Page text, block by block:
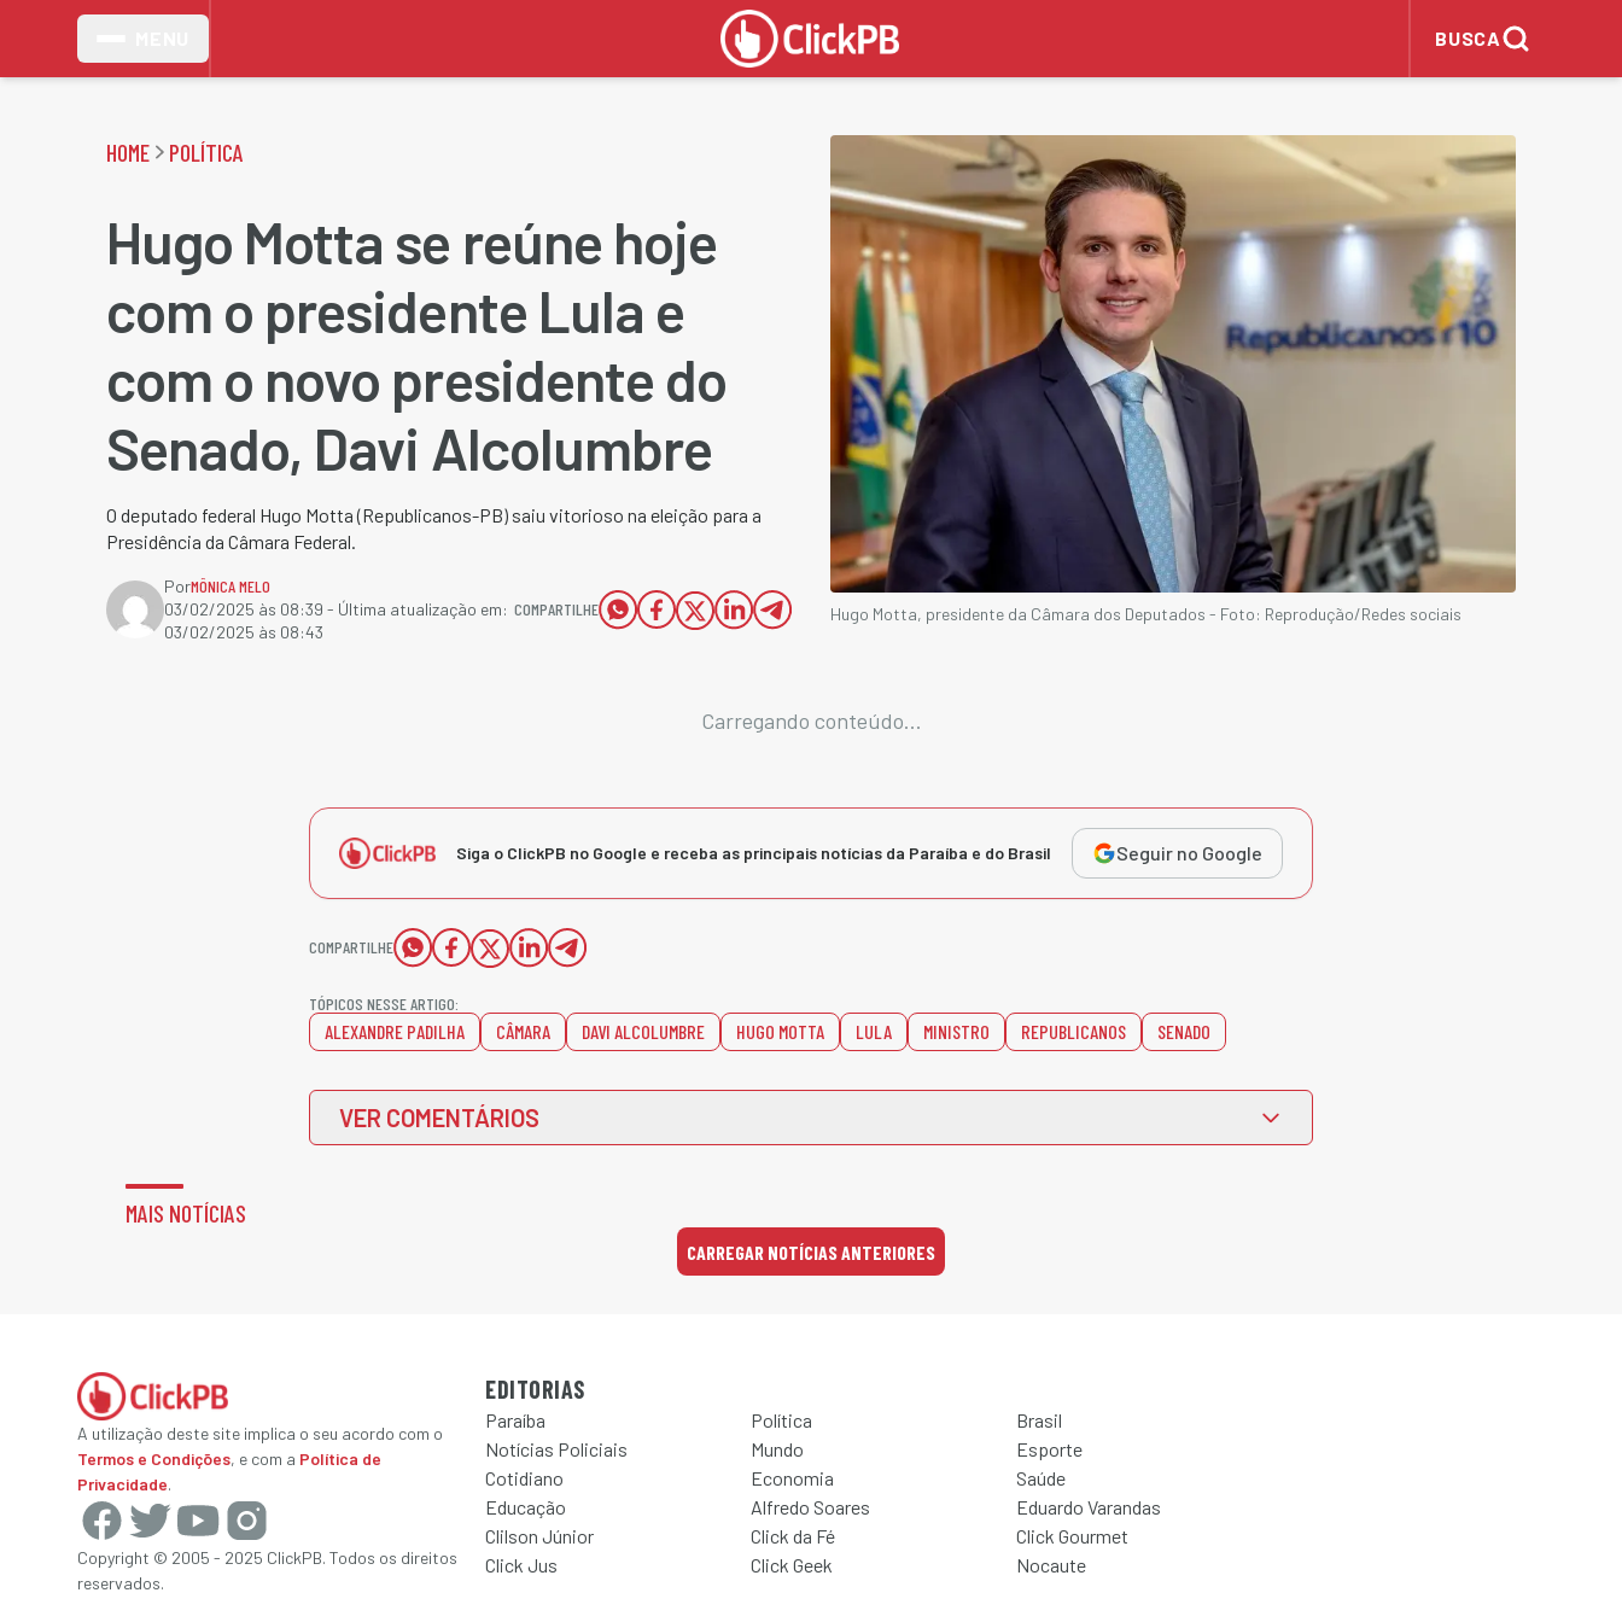
BUSCA
HOME POLÍTICA
Hugo Motta se reúne hoje
com o presidente Lula e
com o novo presidente do
Senado, Davi Alcolumbre
O deputado federal Hugo Motta (Republicanos-PB) saiu vitorioso na eleição para a
Presidência da Câmara Federal.
PorMÔNICA MELO
03/02/2025 às 08:39 - Última atualização em:
03/02/2025 às 08:43
COMPARTILHE Hugo Motta, presidente da Câmara dos Deputados - Foto: Reprodução/Redes sociais
Carregando conteúdo...
Siga o ClickPB no Google e receba as principais notícias da Paraíba e do Brasil Seguir no Google
COMPARTILHE
TÓPICOS NESSE ARTIGO:
ALEXANDRE PADILHA CÂMARA DAVI ALCOLUMBRE HUGO MOTTA LULA MINISTRO REPUBLICANOS SENADO
VER COMENTÁRIOS
MAIS NOTÍCIAS
CARREGAR NOTÍCIAS ANTERIORES
A utilização deste site implica o seu acordo com o
Termos e Condições, e com a Política de
Privacidade.
Copyright © 2005 - 2025 ClickPB. Todos os direitos
reservados.
EDITORIAS
Paraíba Política
Brasil
Notícias Policiais
Mundo
Esporte
Cotidiano
Economia
Saúde
Educação
Alfredo Soares
Eduardo Varandas
Clilson Júnior
Click da Fé
Click Gourmet
Click Jus
Click Geek Nocaute